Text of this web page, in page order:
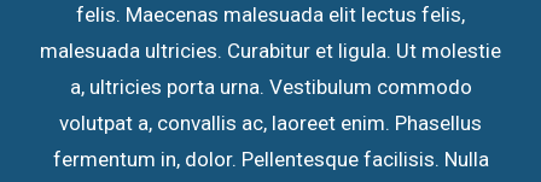
felis. Maecenas malesuada elit lectus felis,
malesuada ultricies. Curabitur et ligula. Ut molestie
a, ultricies porta urna. Vestibulum commodo
volutpat a, convallis ac, laoreet enim. Phasellus
fermentum in, dolor. Pellentesque facilisis. Nulla